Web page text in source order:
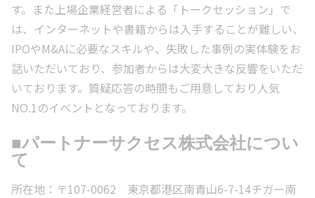
す。また上場企業経営者による「トークセッション」で
は、インターネットや書籍からは入手することが難しい、
IPOやM&Aに必要なスキルや、失敗した事例の実体験をお
話いただいており、参加者からは大変大きな反響をいただ
いております。質疑応答の時間もご用意しており人気
NO.1のイベントとなっております。
■パートナーサクセス株式会社につい
て
所在地：〒107-0062 東京都港区南青山6-7-14チガー南